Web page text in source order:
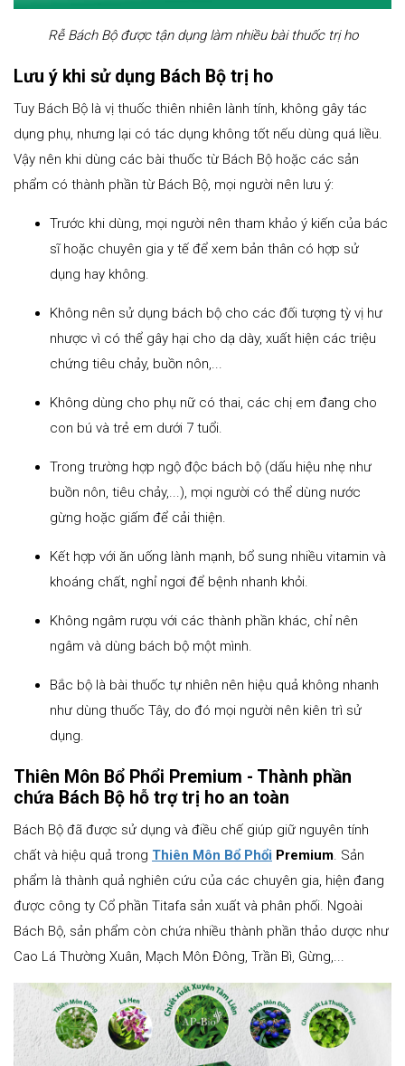
Rễ Bách Bộ được tận dụng làm nhiều bài thuốc trị ho
Lưu ý khi sử dụng Bách Bộ trị ho
Tuy Bách Bộ là vị thuốc thiên nhiên lành tính, không gây tác
dụng phụ, nhưng lại có tác dụng không tốt nếu dùng quá liều.
Vậy nên khi dùng các bài thuốc từ Bách Bộ hoặc các sản
phẩm có thành phần từ Bách Bộ, mọi người nên lưu ý:
Trước khi dùng, mọi người nên tham khảo ý kiến của bác
sĩ hoặc chuyên gia y tế để xem bản thân có hợp sử
dụng hay không.
Không nên sử dụng bách bộ cho các đối tượng tỳ vị hư
nhược vì có thể gây hại cho dạ dày, xuất hiện các triệu
chứng tiêu chảy, buồn nôn,...
Không dùng cho phụ nữ có thai, các chị em đang cho
con bú và trẻ em dưới 7 tuổi.
Trong trường hợp ngộ độc bách bộ (dấu hiệu nhẹ như
buồn nôn, tiêu chảy,...), mọi người có thể dùng nước
gừng hoặc giấm để cải thiện.
Kết hợp với ăn uống lành mạnh, bổ sung nhiều vitamin và
khoáng chất, nghỉ ngơi để bệnh nhanh khỏi.
Không ngâm rượu với các thành phần khác, chỉ nên
ngâm và dùng bách bộ một mình.
Bắc bộ là bài thuốc tự nhiên nên hiệu quả không nhanh
như dùng thuốc Tây, do đó mọi người nên kiên trì sử
dụng.
Thiên Môn Bổ Phổi Premium - Thành phần
chứa Bách Bộ hỗ trợ trị ho an toàn
Bách Bộ đã được sử dụng và điều chế giúp giữ nguyên tính
chất và hiệu quả trong Thiên Môn Bổ Phổi Premium. Sản
phẩm là thành quả nghiên cứu của các chuyên gia, hiện đang
được công ty Cổ phần Titafa sản xuất và phân phối. Ngoài
Bách Bộ, sản phẩm còn chứa nhiều thành phần thảo dược như
Cao Lá Thường Xuân, Mạch Môn Đông, Trần Bì, Gừng,...